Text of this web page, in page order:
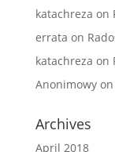
katachreza on
errata on
katachreza on
Anonimowyon
Archives
April 2018